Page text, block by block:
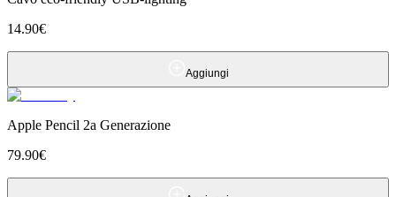
14.90€
Aggiungi
Apple Pencil 2a Generazione
79.90€